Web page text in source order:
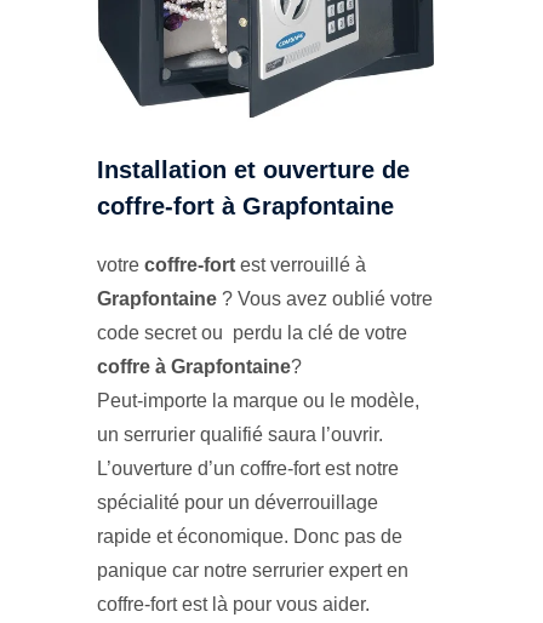
Installation et ouverture de
coffre-fort à Grapfontaine
votre coffre-fort est verrouillé à
Grapfontaine ? Vous avez oublié votre
code secret ou perdu la clé de votre
coffre à Grapfontaine?
Peut-importe la marque ou le modèle,
un serrurier qualifié saura l’ouvrir.
L’ouverture d’un coffre-fort est notre
spécialité pour un déverrouillage
rapide et économique. Donc pas de
panique car notre serrurier expert en
coffre-fort est là pour vous aider.